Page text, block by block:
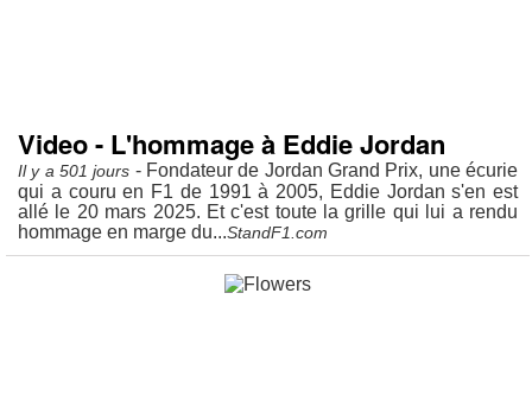
Video - L'hommage à Eddie Jordan
Il y a 501 jours - Fondateur de Jordan Grand Prix, une écurie
qui a couru en F1 de 1991 à 2005, Eddie Jordan s'en est
allé le 20 mars 2025. Et c'est toute la grille qui lui a rendu
hommage en marge du...StandF1.com